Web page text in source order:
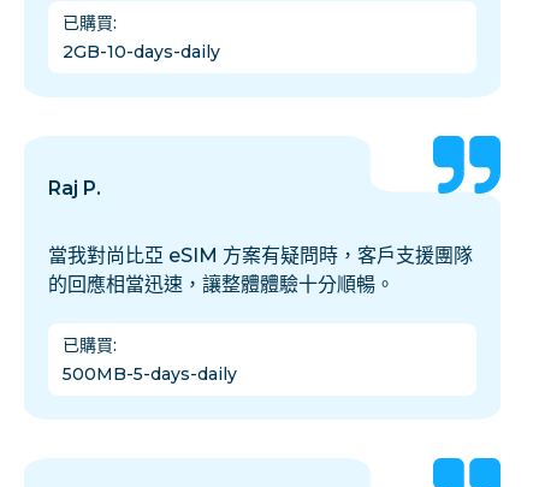
已購買:
2GB-10-days-daily
Raj P.
當我對尚比亞 eSIM 方案有疑問時，客戶支援團隊
的回應相當迅速，讓整體體驗十分順暢。
已購買:
500MB-5-days-daily